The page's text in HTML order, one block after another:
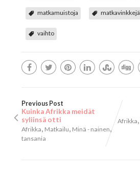
matkamuistoja matkavinkkejä
vaihto
Previous Post
Kuinka Afrikka meidät
syliinsä otti
Afrikka, Matkailu, Minä - nainen,
tansania
Afrikka,